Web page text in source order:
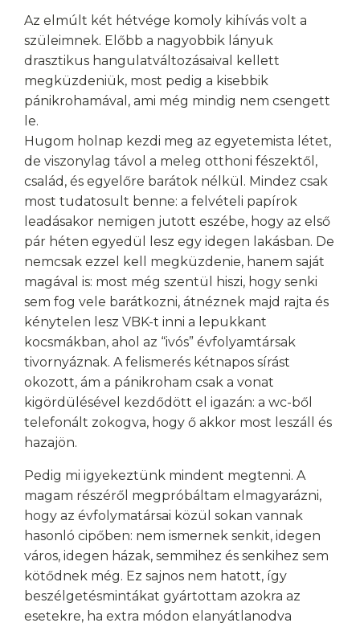
Az elmúlt két hétvége komoly kihívás volt a
szüleimnek. Előbb a nagyobbik lányuk
drasztikus hangulatváltozásaival kellett
megküzdeniük, most pedig a kisebbik
pánikrohamával, ami még mindig nem csengett
le.
Hugom holnap kezdi meg az egyetemista létet,
de viszonylag távol a meleg otthoni fészektől,
család, és egyelőre barátok nélkül. Mindez csak
most tudatosult benne: a felvételi papírok
leadásakor nemigen jutott eszébe, hogy az első
pár héten egyedül lesz egy idegen lakásban. De
nemcsak ezzel kell megküzdenie, hanem saját
magával is: most még szentül hiszi, hogy senki
sem fog vele barátkozni, átnéznek majd rajta és
kénytelen lesz VBK-t inni a lepukkant
kocsmákban, ahol az “ivós” évfolyamtársak
tivornyáznak. A felismerés kétnapos sírást
okozott, ám a pánikroham csak a vonat
kigördülésével kezdődött el igazán: a wc-ből
telefonált zokogva, hogy ő akkor most leszáll és
hazajön.
Pedig mi igyekeztünk mindent megtenni. A
magam részéről megpróbáltam elmagyarázni,
hogy az évfolymatársai közül sokan vannak
hasonló cipőben: nem ismernek senkit, idegen
város, idegen házak, semmihez és senkihez sem
kötődnek még. Ez sajnos nem hatott, így
beszélgetésmintákat gyártottam azokra az
esetekre, ha extra módon elanyátlanodva